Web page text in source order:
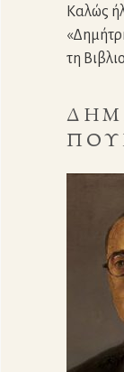
Καλώς
τη